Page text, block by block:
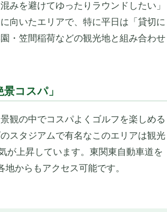
みを避けてゆったりラウンドしたい」
向いたエリアで、特に平日は「貸切に
・笠間稲荷などの観光地と組み合わせ
コスパ」
観の中でコスパよくゴルフを楽しめる
スタジアムで有名なこのエリアは観光
が上昇しています。東関東自動車道を
からもアクセス可能です。